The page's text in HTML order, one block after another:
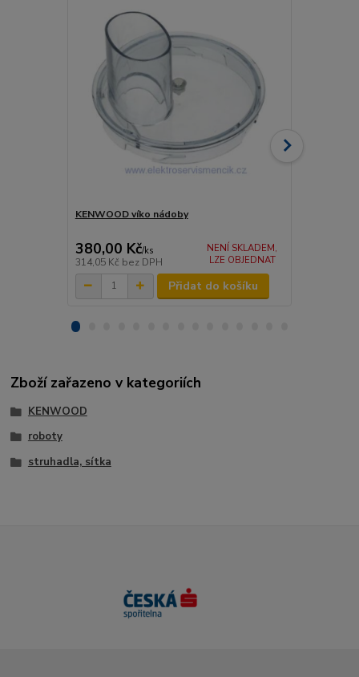
KENWOOD víko nádoby
380,00 Kč/ks
314,05 Kč bez DPH
NENÍ SKLADEM,
LZE OBJEDNAT
Přidat do košíku
Zboží zařazeno v kategoriích
KENWOOD
roboty
struhadla, sítka